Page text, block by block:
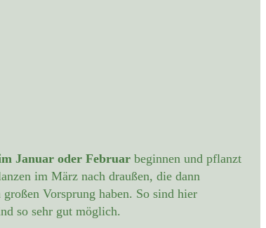
Januar oder Februarbeginnen und pflanzt
im März nach draußen, die dann
Vorsprung haben. So sind hier
so sehr gut möglich.